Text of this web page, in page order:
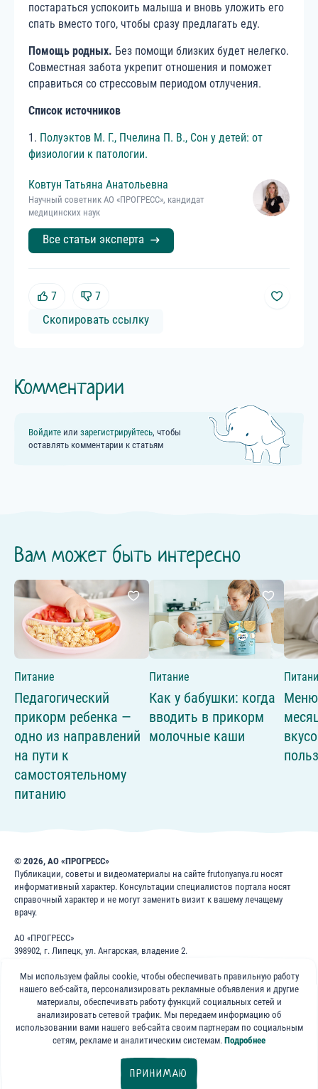
постараться успокоить малыша и вновь уложить его
спать вместо того, чтобы сразу предлагать еду.
Помощь родных. Без помощи близких будет нелегко.
Совместная забота укрепит отношения и поможет
справиться со стрессовым периодом отлучения.
Список источников
1. Полуэктов M. Г., Пчелина П. В., Сон у детей: от
физиологии к патологии.
Ковтун Татьяна Анатольевна
Научный советник АО «ПРОГРЕСС», кандидат
медицинских наук
Все статьи эксперта
7 7
Скопировать ссылку
Комментарии
Войдите или зарегистрируйтесь, чтобы
оставлять комментарии к статьям
Вам может быть интересно
Питание
Педагогический
прикорм ребенка —
одно из направлений
на пути к
самостоятельному
питанию
Питание
Как у бабушки: когда
вводить в прикорм
молочные каши
Меню
© 2026, АО «ПРОГРЕСС»
Публикации, советы и видеоматериалы на сайте frutonyanya.ru носят
информативный характер. Консультации специалистов портала носят
справочный характер и не могут заменить визит к вашему лечащему
врачу.
АО «ПРОГРЕСС»
398902, г. Липецк, ул. Ангарская, владение 2.
ОГРН: 1024840823996
8 800 200 1 400
Бесплатно для звонков по России
Мы используем файлы cookie, чтобы обеспечивать правильную работу
нашего веб-сайта, персонализировать рекламные объявления и другие
материалы, обеспечивать работу функций социальных сетей и
анализировать сетевой трафик. Мы передаем информацию об
использовании вами нашего веб-сайта своим партнерам по социальным
сетям, рекламе и аналитическим системам. Подробнее
ПРИНИМАЮ